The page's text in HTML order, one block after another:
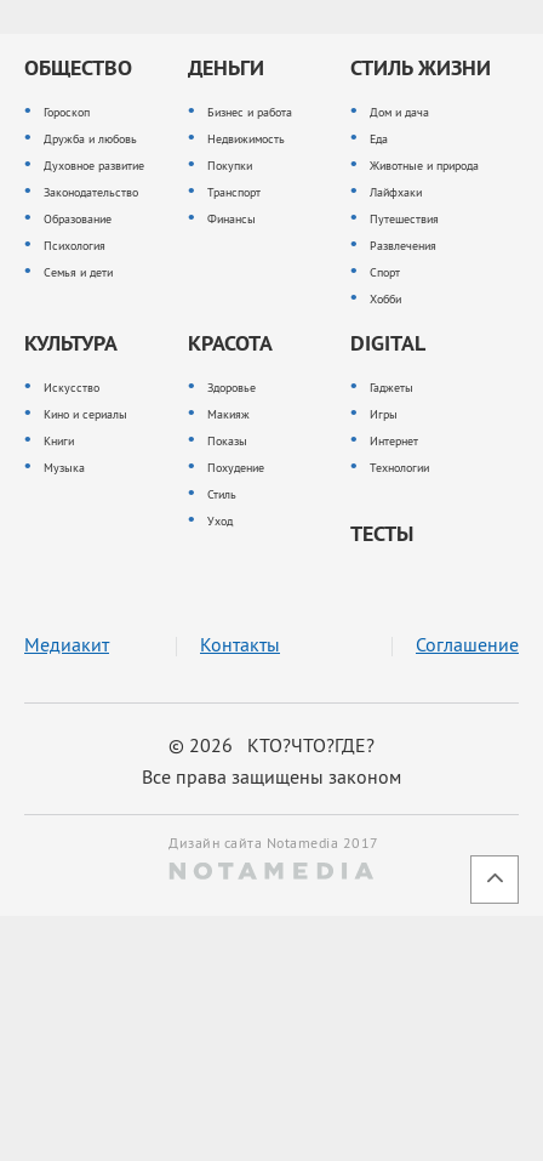
ОБЩЕСТВО
Гороскоп
Дружба и любовь
Духовное развитие
Законодательство
Образование
Психология
Семья и дети
ДЕНЬГИ
Бизнес и работа
Недвижимость
Покупки
Транспорт
Финансы
СТИЛЬ ЖИЗНИ
Дом и дача
Еда
Животные и природа
Лайфхаки
Путешествия
Развлечения
Спорт
Хобби
КУЛЬТУРА
Искусство
Кино и сериалы
Книги
Музыка
КРАСОТА
Здоровье
Макияж
Показы
Похудение
Стиль
Уход
DIGITAL
Гаджеты
Игры
Интернет
Технологии
ТЕСТЫ
© 2026 КТО?ЧТО?ГДЕ?
Все права защищены законом
Медиакит Контакты Соглашение
Дизайн сайта Notamedia 2017